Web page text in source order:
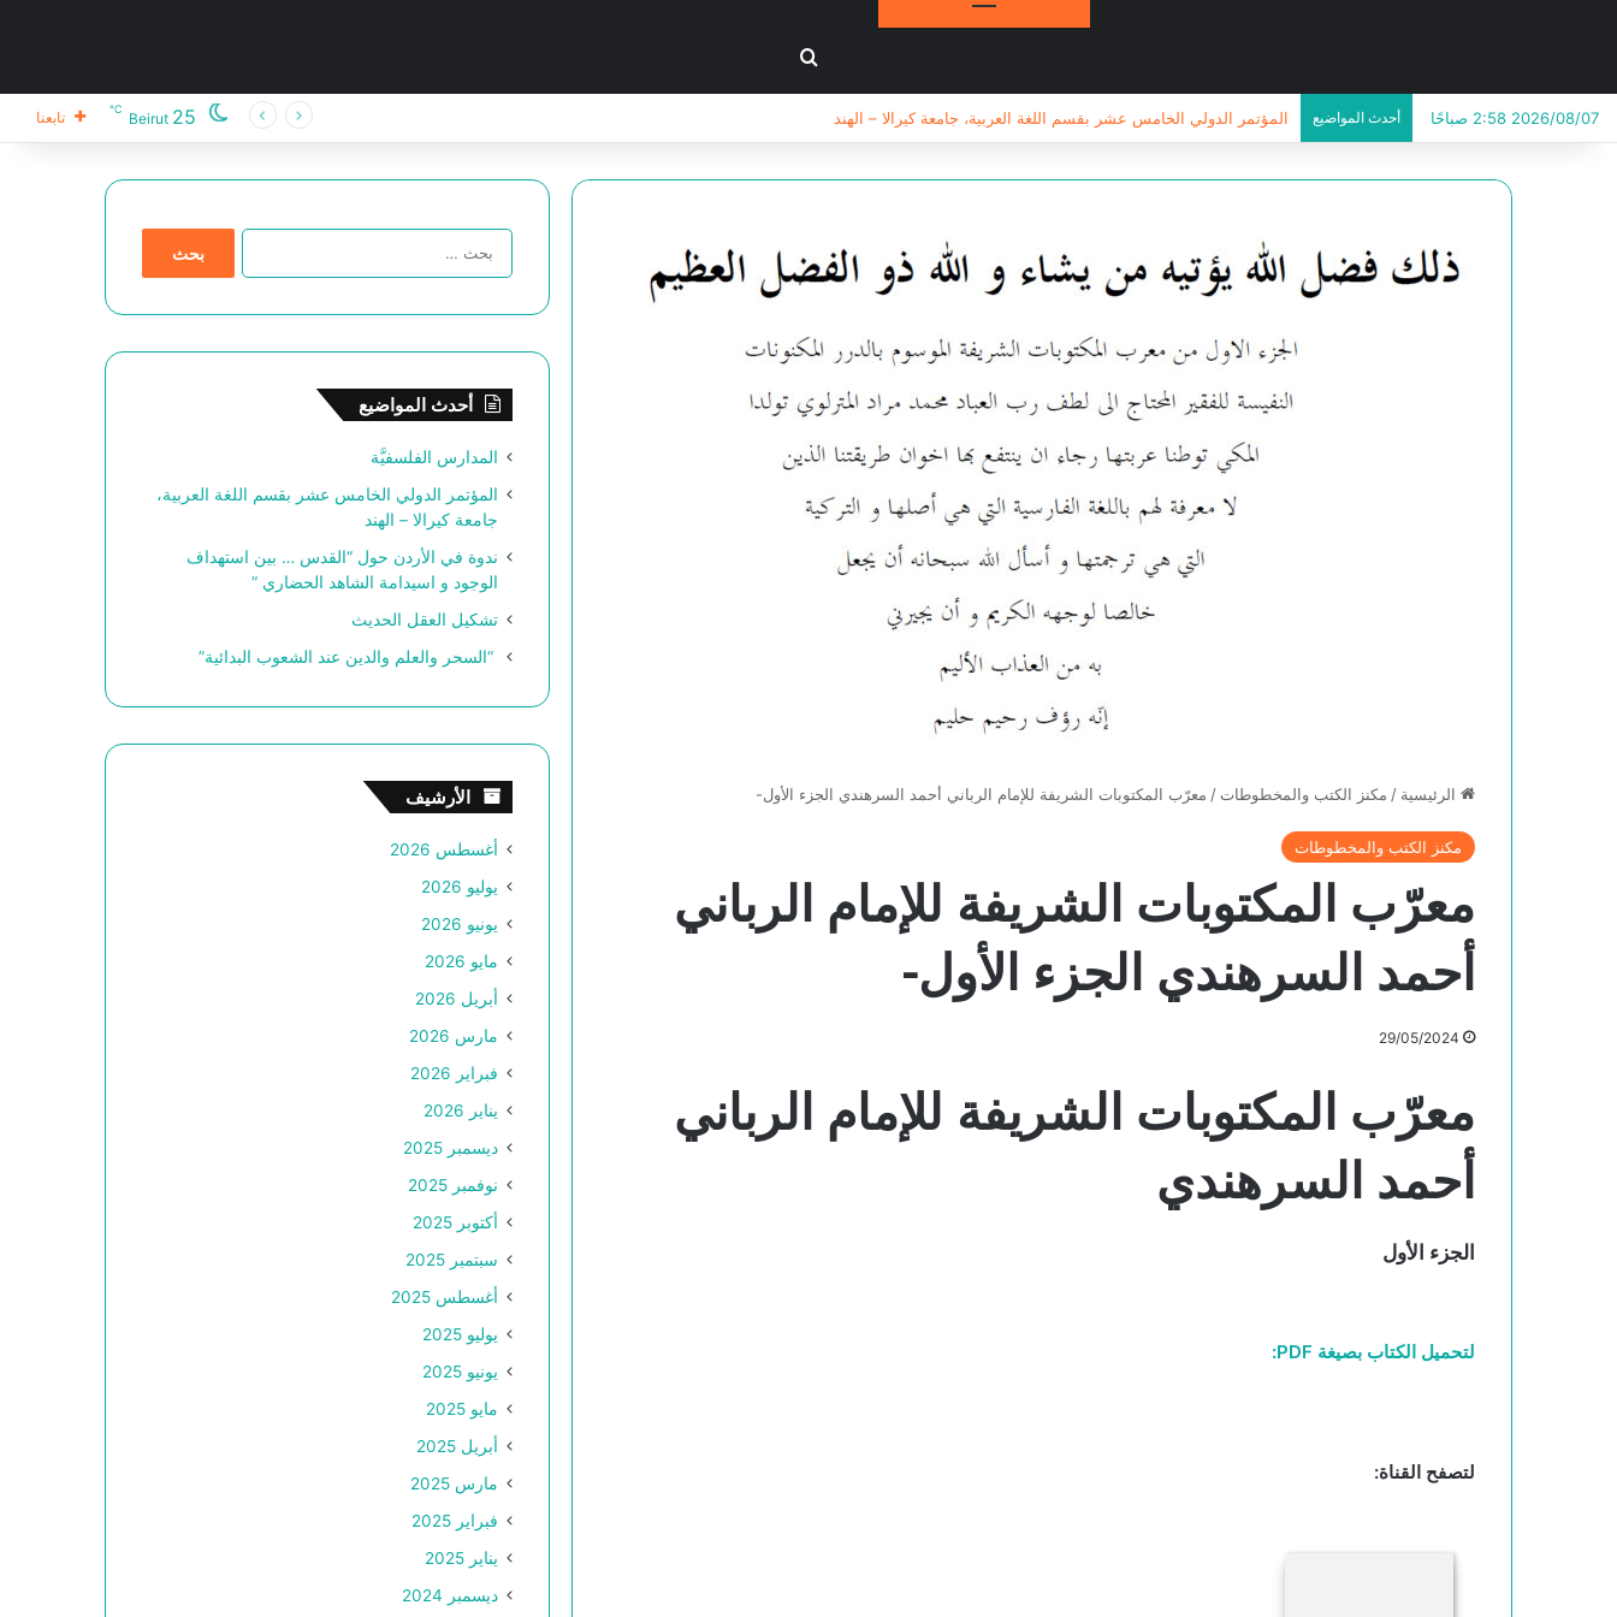
2026/08/07 2:58 صباحًا أحدث المواضيع المؤتمر الدولي الخامس عشر بقسم اللغة العربية، جامعة كيرالا – الهند Beirut 25
℃ تابعنا
الرئيسية / مكنز الكتب والمخطوطات / معرّب المكتوبات الشريفة للإمام الرباني أحمد السرهندي الجزء الأول-
مكنز الكتب والمخطوطات
معرّب المكتوبات الشريفة للإمام الرباني
أحمد السرهندي الجزء الأول-
29/05/2024
معرّب المكتوبات الشريفة للإمام الرباني
أحمد السرهندي
الجزء الأول
لتحميل الكتاب بصيغة PDF:
لتصفح القناة:
ا
ح
أحدث المواضيع
المدارس الفلسفيَّة
المؤتمر الدولي الخامس عشر بقسم اللغة العربية،
جامعة كيرالا – الهند
ندوة في الأردن حول “القدس … بين استهداف
الوجود و اسيدامة الشاهد الحضاري “
تشكيل العقل الحديث
“السحر والعلم والدين عند الشعوب البدائية”
الأرشيف
أغسطس 2026
يوليو 2026
يونيو 2026
مايو 2026
أبريل 2026
مارس 2026
فبراير 2026
يناير 2026
ديسمبر 2025
نوفمبر 2025
أكتوبر 2025
سبتمبر 2025
أغسطس 2025
يوليو 2025
يونيو 2025
مايو 2025
أبريل 2025
مارس 2025
فبراير 2025
يناير 2025
ديسمبر 2024